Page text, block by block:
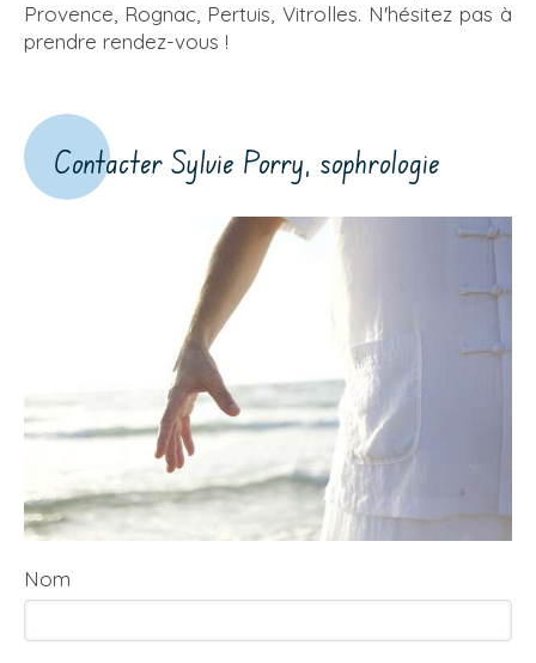
Provence, Rognac, Pertuis, Vitrolles. N'hésitez pas à
prendre rendez-vous !
Contacter Sylvie Porry, sophrologie
Nom